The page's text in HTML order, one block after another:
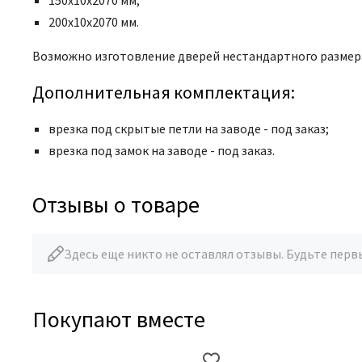
200х10х2070 мм.
Возможно изготовление дверей нестандартного
Дополнительная комплектация:
врезка под скрытые петли на заводе - под заказ;
врезка под замок на заводе - под заказ.
Отзывы о товаре
Здесь еще никто не оставлял отзывы. Будьте
Покупают вместе